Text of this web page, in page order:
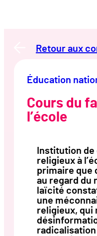
Retour aux
Éducation
Cours du
l’école
Institution
religieux à
primaire que
au regard du
laïcité
une
religieux, qui